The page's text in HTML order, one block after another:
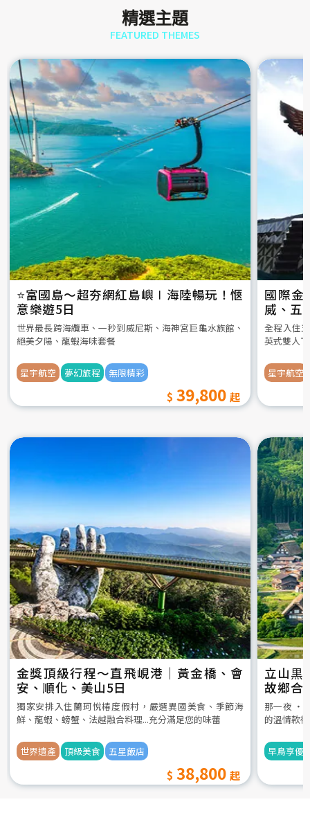
精選主題
FEATURED THEMES
⭐️富國島～超夯網紅島嶼∣海陸暢玩！愜
意樂遊5日
世界最長跨海纜車、一秒到威尼斯、海神宮巨龜水族館、
絕美夕陽、龍蝦海味套餐
星宇航空 夢幻旅程 無限精彩
39,800
國際金
威、五
全程入住
英式雙人
星宇航空
金獎頂級行程～直飛峴港｜黃金橋、會
安、順化、美山5日
獨家安排入住蘭珂悅椿度假村，嚴選異國美食、季節海
鮮、龍蝦、螃蟹、法越融合料理...充分滿足您的味蕾
世界遺產 頂級美食 五星飯店
38,800
立山黒
故鄉合
5日
那一夜 ‧
的溫情款
早鳥享優